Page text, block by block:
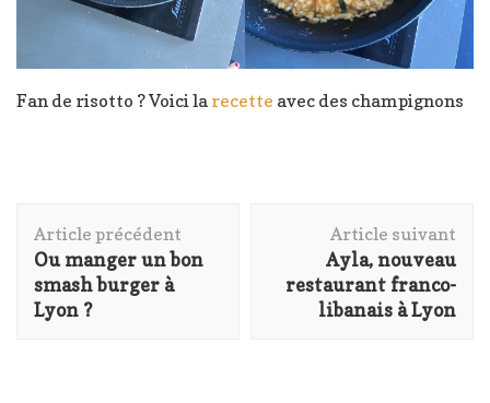
Fan de risotto ? Voici la recette avec des champignons
d'article
Article précédent
Ou manger un bon
smash burger à
Lyon ?
Article suivant
Ayla, nouveau
restaurant franco-
libanais à Lyon